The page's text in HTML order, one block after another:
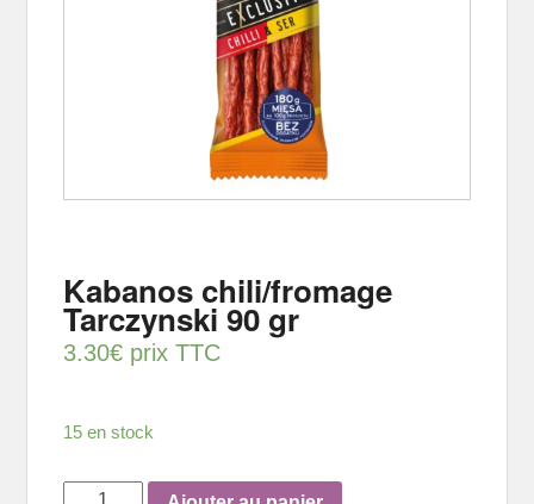
Kabanos chili/fromage
Tarczynski 90 gr
3.30€ prix TTC
15 en stock
quantité